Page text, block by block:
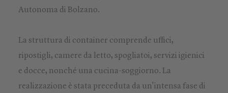
Autonoma di Bolzano.
La struttura di container comprende uffici,
ripostigli, camere da letto, spogliatoi, servizi igienici
e docce, nonché una cucina-soggiorno. La
realizzazione è stata preceduta da un'intensa fase di